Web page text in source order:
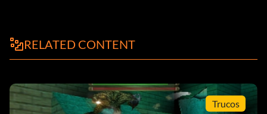
RELATED CONTENT
Trucos